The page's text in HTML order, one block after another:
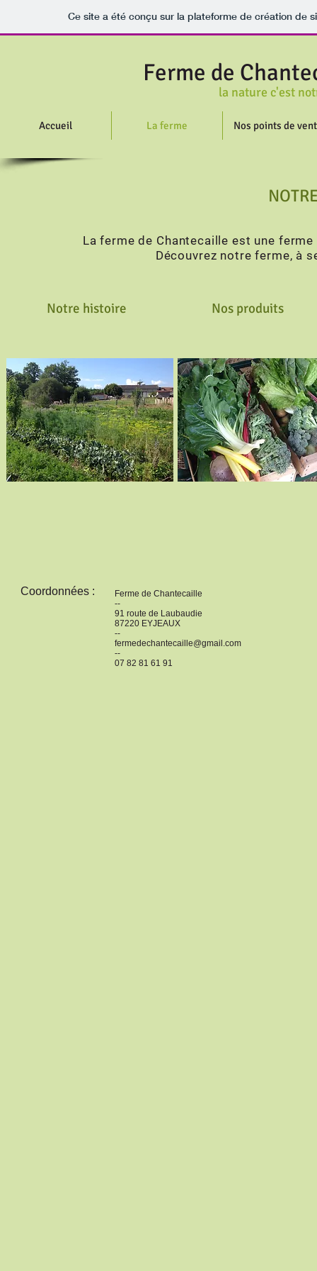
Ce site a été conçu sur la plateforme de création de
Ferme de
la nature c'est notre
Accueil La ferme Nos points de
La ferme de Chantecaille est une
Découvrez notre ferme, à
Notre histoire Nos produits
Ferme de Chantecaille
--
91 route de Laubaudie
87220 EYJEAUX
--
fermedechantecaille@gmail.com
--
07 82 81 61 91
Coordonnées :